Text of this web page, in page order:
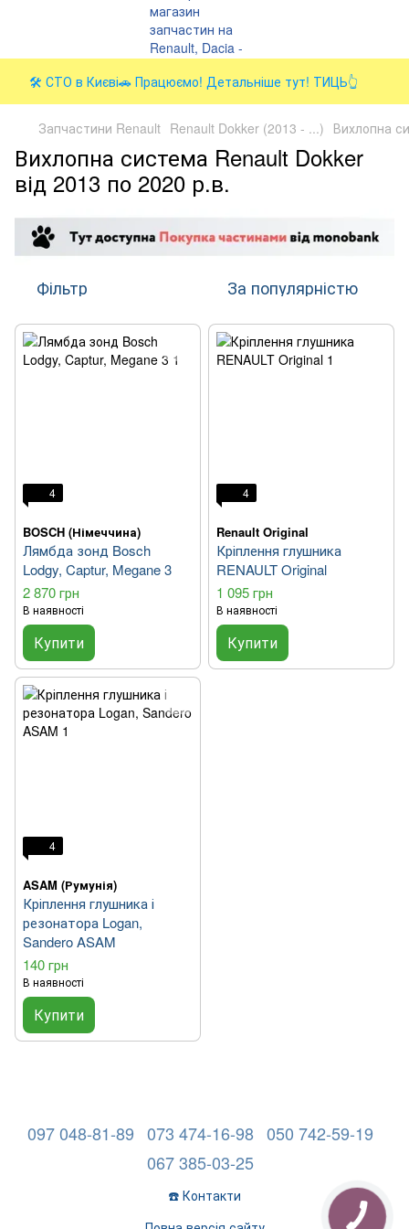
🛠️ СТО в Києві🚗 Працюємо! Детальніше тут! ТИЦЬ👆
Запчастини Renault Renault Dokker (2013 - ...) Вихлопна
Вихлопна система Renault Dokker
від 2013 по 2020 р.в.
Фільтр За популярністю
4
BOSCH (Німеччина)
Лямбда зонд Bosch
Lodgy, Captur, Megane 3
2 870 грн
В наявності
Купити
4
Renault Original
Кріплення глушника
RENAULT Original
1 095 грн
В наявності
Купити
4
ASAM (Румунія)
Кріплення глушника і
резонатора Logan,
Sandero ASAM
140 грн
В наявності
Купити
097 048-81-89 073 474-16-98 050 742-59-19
067 385-03-25
☎️ Контакти